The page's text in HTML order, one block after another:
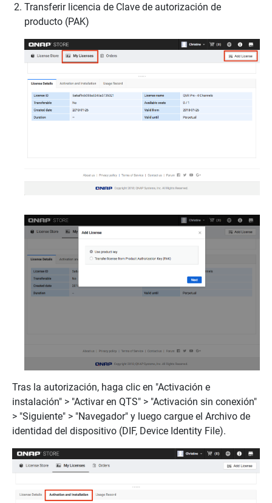
Transferir licencia de Clave de autorización de
producto (PAK)
Tras la autorización, haga clic en "Activación e
instalación" > "Activar en QTS" > "Activación sin conexión"
> "Siguiente" > "Navegador" y luego cargue el Archivo de
identidad del dispositivo (DIF, Device Identity File).